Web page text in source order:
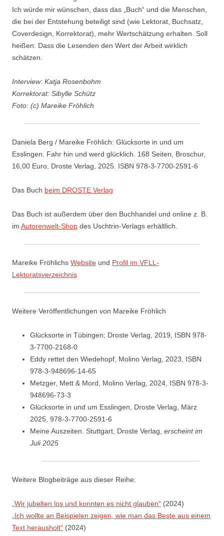
Ich würde mir wünschen, dass das „Buch“ und die Menschen,
die bei der Entstehung beteiligt sind (wie Lektorat, Buchsatz,
Coverdesign, Korrektorat), mehr Wertschätzung erhalten. Soll
heißen: Dass die Lesenden den Wert der Arbeit wirklich
schätzen.
Interview: Katja Rosenbohm
Korrektorat: Sibylle Schütz
Foto: (c) Mareike Fröhlich
Daniela Berg / Mareike Fröhlich: Glücksorte in und um
Esslingen. Fahr hin und werd glücklich. 168 Seiten, Broschur,
16,00 Euro, Droste Verlag, 2025. ISBN 978-3-7700-2591-6
Das Buch beim DROSTE Verlag
Das Buch ist außerdem über den Buchhandel und online z. B.
im Autorenwelt-Shop des Uschtrin-Verlags erhältlich.
Mareike Fröhlichs Website und Profil im VFLL-
Lektoratsverzeichnis
Weitere Veröffentlichungen von Mareike Fröhlich
Glücksorte in Tübingen; Droste Verlag, 2019, ISBN 978-
3-7700-2168-0
Eddy rettet den Wiedehopf, Molino Verlag, 2023, ISBN
978-3-948696-14-65
Metzger, Mett & Mord, Molino Verlag, 2024, ISBN 978-3-
948696-73-3
Glücksorte in und um Esslingen, Droste Verlag, März
2025, 978-3-7700-2591-6
Meine Auszeiten. Stuttgart, Droste Verlag, erscheint im
Juli 2025
Weitere Blogbeiträge aus dieser Reihe:
„Wir jubelten los und konnten es nicht glauben“ (2024)
„Ich wollte an Beispielen zeigen, wie man das Beste aus einem
Text herausholt“ (2024)